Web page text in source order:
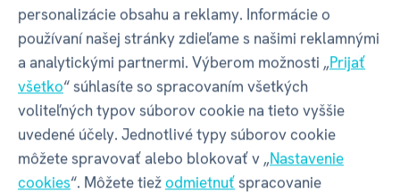
Jazyk
pravidiel
SK / CZ
Počet
hráčov
Rok vydania 2009
personalizácie obsahu a reklamy. Informácie o
používaní našej stránky zdieľame s našimi reklamnými
a analytickými partnermi. Výberom možnosti „Prijať
všetko“ súhlasíte so spracovaním všetkých
voliteľných typov súborov cookie na tieto vyššie
uvedené účely. Jednotlivé typy súborov cookie
môžete spravovať alebo blokovať v „Nastavenie
cookies“. Môžete tiežodmietnuťspracovanie